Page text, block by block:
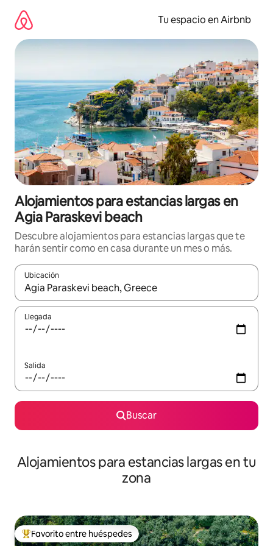
contenido
Tu espacio en Airbnb
Alojamientos para estancias largas en
Agia Paraskevi beach
Descubre alojamientos para estancias largas que te
harán sentir como en casa durante un mes o más.
Ubicación
Cuando los resultados estén disponibles, podrás navegar
Llegada
Salida
Buscar
Alojamientos para estancias largas en tu
zona
De los mejores en Favorito entre huéspedes
Favorito entre huéspedes